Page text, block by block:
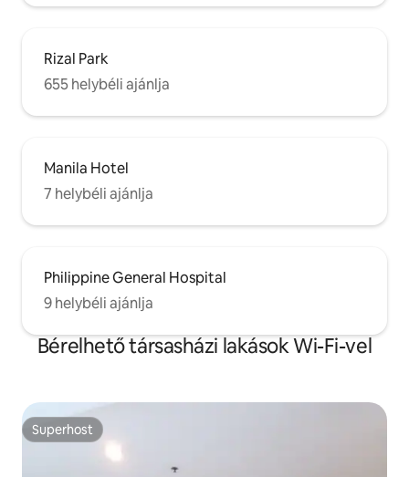
Rizal Park
655 helybéli ajánlja
Manila Hotel
7 helybéli ajánlja
Philippine General Hospital
9 helybéli ajánlja
Bérelhető társasházi lakások Wi-Fi-vel
Superhost
Superhost